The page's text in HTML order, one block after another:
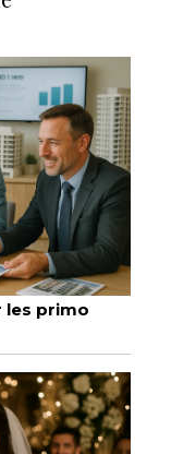
les primo